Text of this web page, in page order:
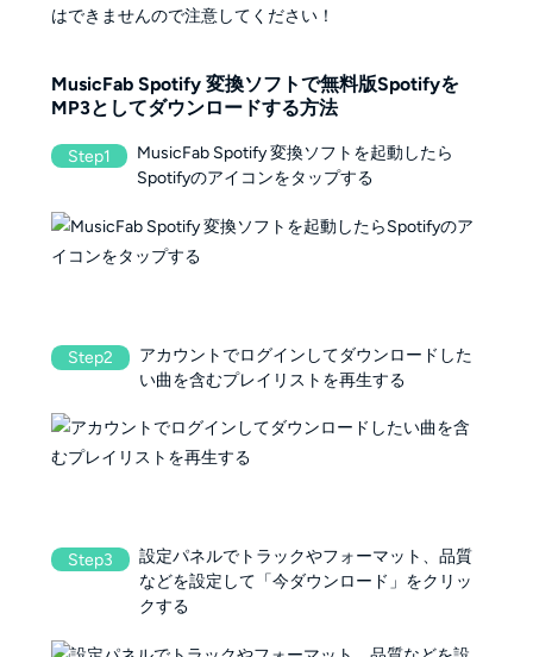
はできませんので注意してください！
MusicFab Spotify 変換ソフトで無料版Spotifyを
MP3としてダウンロードする方法
Step1
MusicFab Spotify 変換ソフトを起動したら
Spotifyのアイコンをタップする
Step2
アカウントでログインしてダウンロードした
い曲を含むプレイリストを再生する
Step3
設定パネルでトラックやフォーマット、品質
などを設定して「今ダウンロード」をクリッ
クする